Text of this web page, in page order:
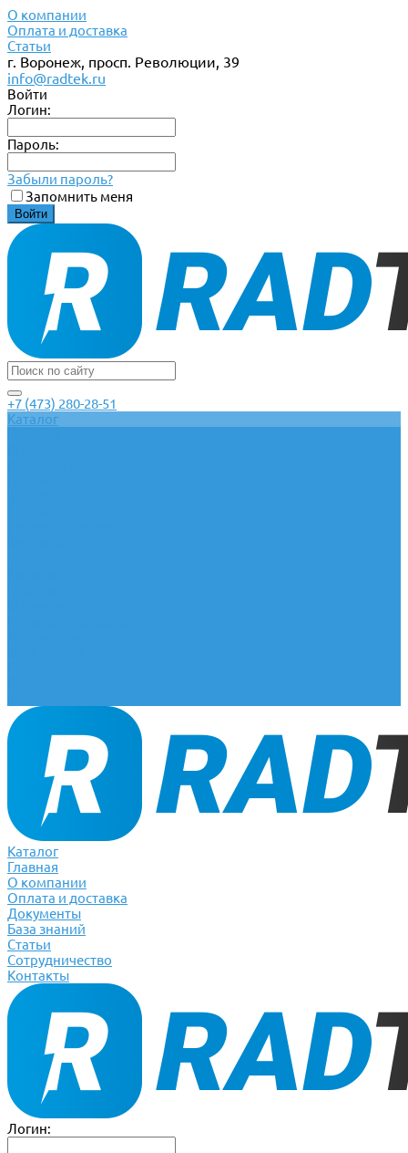
О компании
Оплата и доставка
Статьи
г. Воронеж, просп. Революции, 39
info@radtek.ru
Войти
Логин:
Пароль:
Забыли пароль?
Запомнить меня
+7 (473) 280-28-51
Каталог
Каталог
Главная
О компании
Оплата и доставка
Документы
База знаний
Статьи
Сотрудничество
Контакты
Логин: